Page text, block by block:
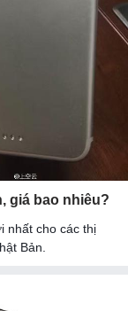
giá bao nhiêu?
nhất cho các thị
Bản.